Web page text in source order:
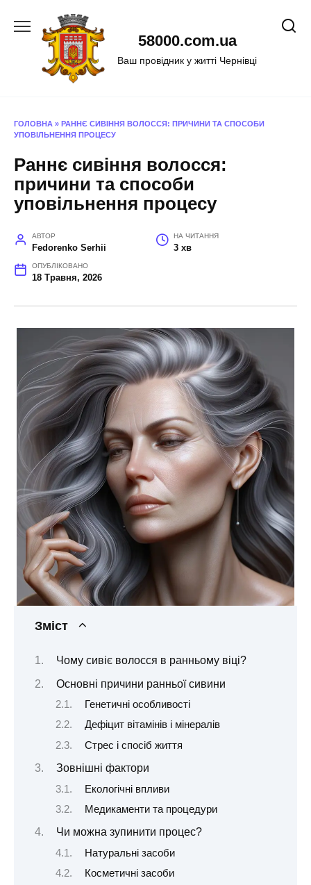
58000.com.ua
Ваш провідник у житті Чернівці
ГОЛОВНА » РАННЄ СИВІННЯ ВОЛОССЯ: ПРИЧИНИ ТА СПОСОБИ
УПОВІЛЬНЕННЯ ПРОЦЕСУ
Раннє сивіння волосся:
причини та способи
уповільнення процесу
АВТОР
Fedorenko Serhii
НА ЧИТАННЯ
3 хв
ОПУБЛІКОВАНО
18 Травня, 2026
Зміст
Чому сивіє волосся в ранньому віці?
Основні причини ранньої сивини
Генетичні особливості
Дефіцит вітамінів і мінералів
Стрес і спосіб життя
Зовнішні фактори
Екологічні впливи
Медикаменти та процедури
Чи можна зупинити процес?
Натуральні засоби
Косметичні засоби